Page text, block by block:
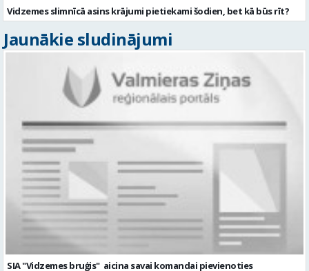
Vidzemes slimnīcā asins krājumi pietiekami šodien, bet kā būs rīt?
Jaunākie sludinājumi
SIA "Vidzemes bruģis" aicina savai komandai pievienoties